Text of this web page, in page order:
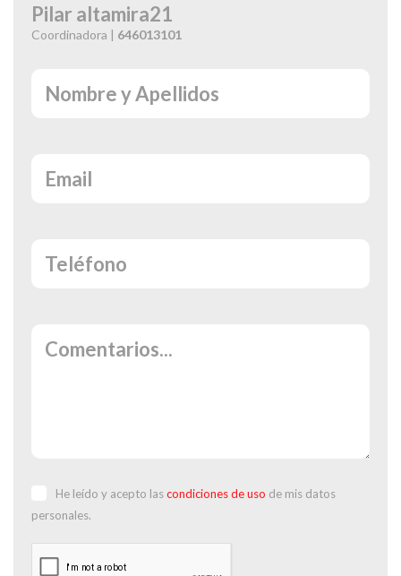
Pilar altamira21
Coordinadora | 646013101
He leído y acepto lascondiciones de uso de mis datos
personales.